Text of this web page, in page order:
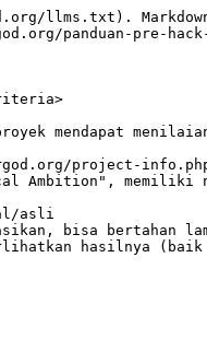
llms.txt).
panduan-pre-
mendapat
project-
Ambition",
asli
bisa bertahan